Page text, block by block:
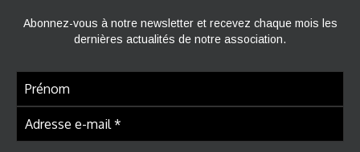
Abonnez-vous à notre newsletter et recevez chaque mois les
dernières actualités de notre association.